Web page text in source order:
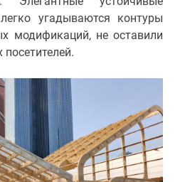
угадываются контуры
модификаций, не оставили